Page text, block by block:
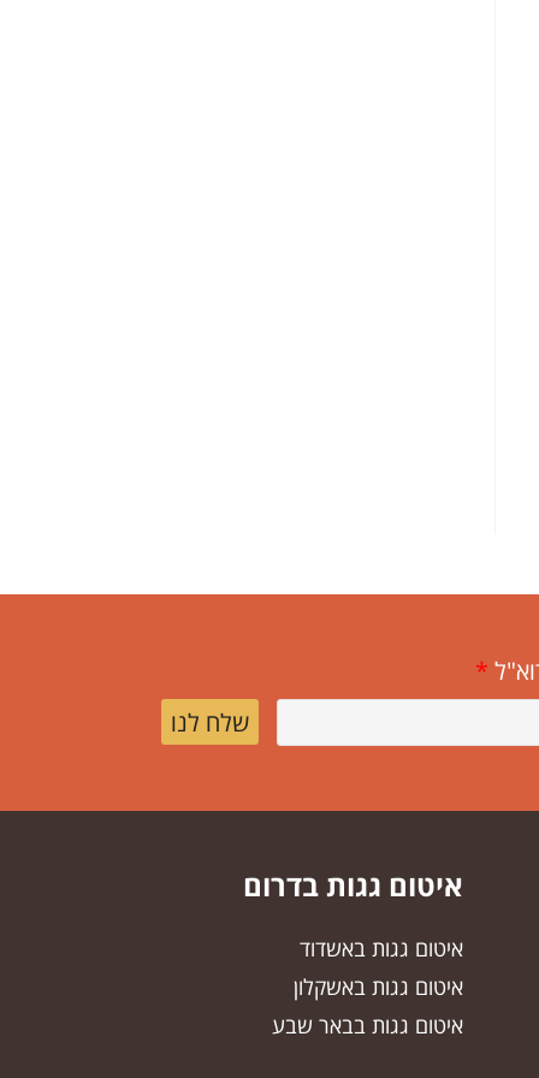
*
שלח לנו
איטום גגות בדרום
איטום גגות באשדוד
איטום גגות באשקלון
איטום גגות בבאר שבע